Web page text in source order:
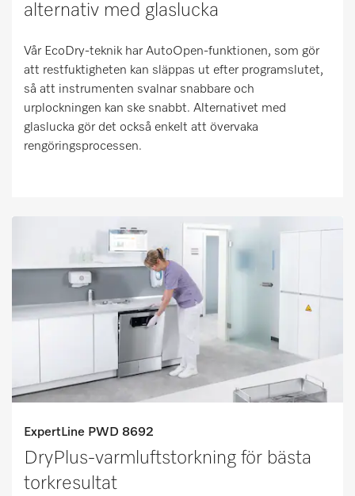
alternativ med glaslucka
Vår EcoDry-teknik har AutoOpen-funktionen, som gör
att restfuktigheten kan släppas ut efter programslutet,
så att instrumenten svalnar snabbare och
urplockningen kan ske snabbt. Alternativet med
glaslucka gör det också enkelt att övervaka
rengöringsprocessen.
ExpertLine PWD 8692
DryPlus-varmluftstorkning för bästa
torkresultat